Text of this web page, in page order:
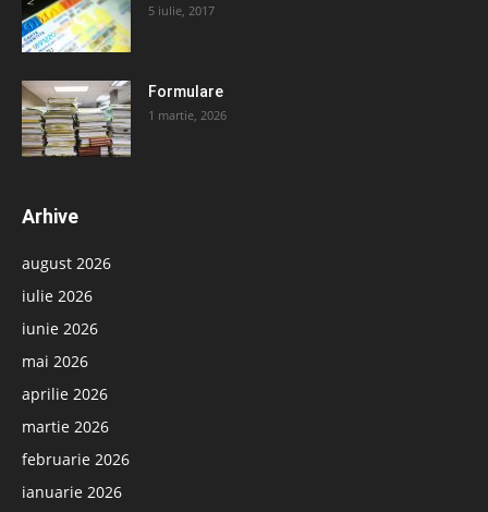
5 iulie, 2017
Formulare
1 martie, 2026
Arhive
august 2026
iulie 2026
iunie 2026
mai 2026
aprilie 2026
martie 2026
februarie 2026
ianuarie 2026